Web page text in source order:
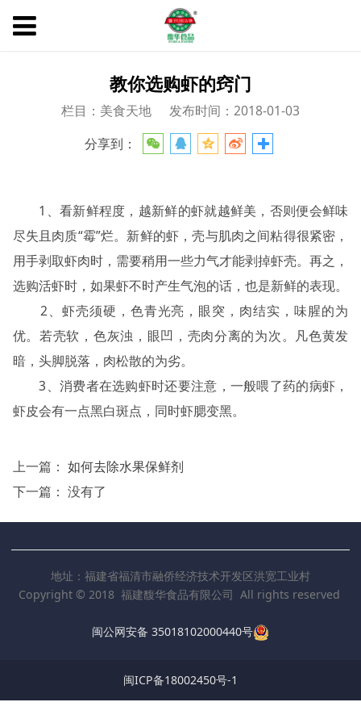
教你选购虾的窍门
栏目：美食天地
发布时间：2018-01-03
分享到：
1、看新鲜程度，越新鲜的虾就越鲜美，否则便会鲜味
尽失且肉质“霉”烂。新鲜的虾，壳与肌肉之间粘得很紧密，
用手剥取虾肉时，需要稍用一些力气才能剥掉虾壳。再之，
选购活虾时，如果虾不时产生气泡的话，也是新鲜的表现。
2、虾壳须硬，色青光亮，眼突，肉结实，味腥的为
优。若壳软，色灰浊，眼凹，壳肉分离的为次。凡色黄发
暗，头脚脱落，肉松散的为劣。
3、消费者在选购虾时还要注意，一般喂了药的病虾，
虾皮会有一点黑白斑点，同时虾腮变黑。
上一篇： 如何去除水果保鲜剂
下一篇： 没有了
地址：福建省福清市融侨经济技术开发区洪宽工业村
Copyright © 2018 福建馥华食品有限公司 All rights reserved
闽公网安备 35018102000440号
闽ICP备18002450号-1